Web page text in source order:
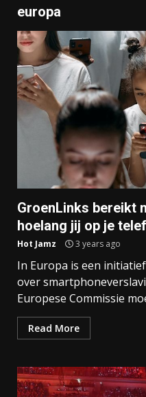
europa
GroenLinks bereikt
hoelang jij op je
Hot Jamz 3 years ago
In Europa is een
over
Europese Commissie
Read More